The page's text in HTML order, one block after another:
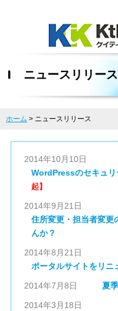
ニュースリリース
ホーム > ニュースリリース
2014年10月10日
WordPressのセキュリ
起】
2014年9月21日
住所変更・担当者変更
んか？
2014年8月21日
ポータルサイトをリニ
2014年7月8日 夏
2014年3月18日